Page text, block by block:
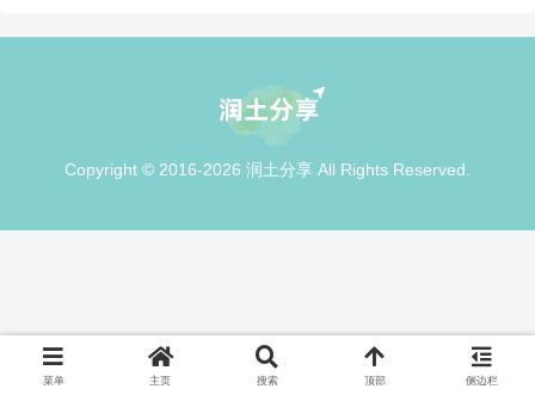
Copyright © 2016-2026 润土分享 All Rights Reserved.
菜单 主页 搜索 顶部 侧边栏